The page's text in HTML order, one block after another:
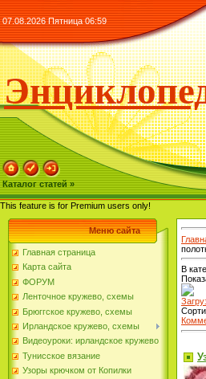
07.08.2026 Пятница 06:59
Каталог статей »
This feature is for Premium users only!
Меню сайта
Главная страница
Карта сайта
ФОРУМ
Ленточное кружево, схемы
Брюггское кружево, схемы
Ирландское кружево, схемы
Видеоуроки: ирландское кружево
Тунисское вязание
Узоры крючком от Копилки
В